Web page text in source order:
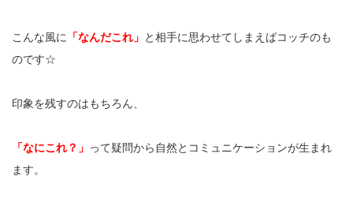
こんな風に 「なんだこれ」 と相手に思わせてしまえばコッチのも
のです☆
印象を残すのはもちろん、
「なにこれ？」 って疑問から自然とコミュニケーションが生まれ
ます。